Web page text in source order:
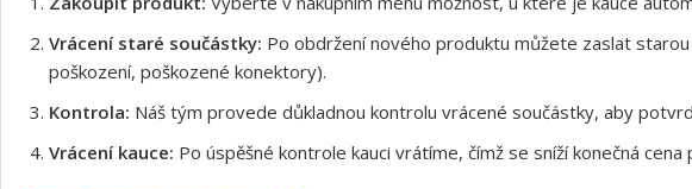
Vrácení staré součástky: Po obdržení nového produktu můžete zaslat
poškození, poškozené konektory).
Kontrola: Náš tým provede důkladnou kontrolu vrácené součástky, aby
Vrácení kauce: Po úspěšné kontrole kauci vrátíme, čímž se sníží konečná cena